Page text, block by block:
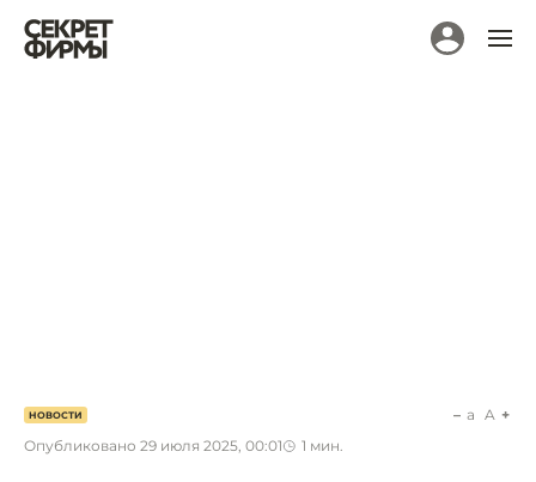
НОВОСТИ
Опубликовано 29 июля 2025, 00:01 1 мин.
a A